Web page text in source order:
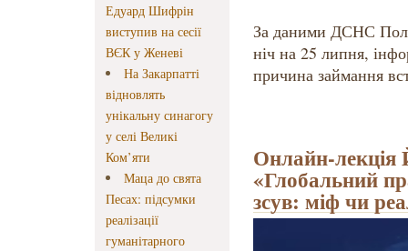
Едуард Шифрін
виступив на сесії
ВЄК у Женеві
На Закарпатті
відновлять
унікальну синагогу
у селі Великі
Ком’яти
Маца до свята
Песах: підсумки
реалізації
гуманітарного
За даними ДСНС
ніч на 25 липня,
причина займання
Онлайн-лекція
«Глобальний
зсув: міф чи